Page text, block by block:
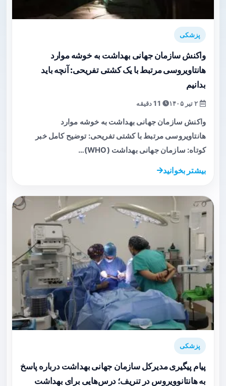
پزشکی
واکنش سازمان جهانی بهداشت به خوشه موارد
هانتاویروسی مرتبط با یک کشتی تفریحی: آنچه باید
بدانیم
واکنش سازمان جهانی بهداشت به خوشه موارد
هانتاویروسی مرتبط با کشتی تفریحی: توضیح کامل خبر
کوتاه: سازمان جهانی بهداشت (WHO)…
بیشتر بخوانید
پزشکی
پیام پیگیری مدیرکل سازمان جهانی بهداشت درباره پاسخ
به هانتانوویروس در تنریف؛ درس‌هایی برای بهداشت